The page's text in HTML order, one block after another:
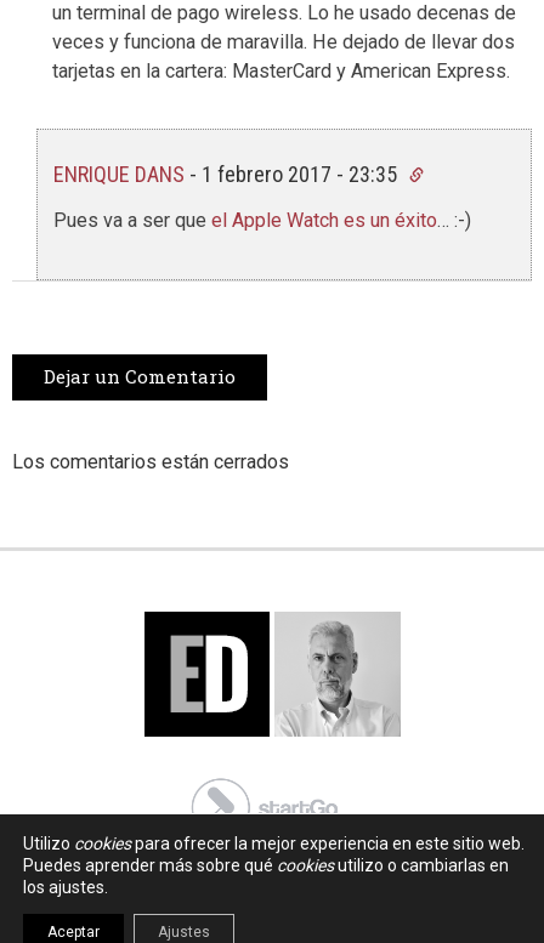
un terminal de pago wireless. Lo he usado decenas de
veces y funciona de maravilla. He dejado de llevar dos
tarjetas en la cartera: MasterCard y American Express.
ENRIQUE DANS - 1 febrero 2017 - 23:35
Pues va a ser que el Apple Watch es un éxito… :-)
Dejar un Comentario
Los comentarios están cerrados
Utilizo cookiespara ofrecer la mejor experiencia en este sitio web.
Puedes aprender más sobre qué cookiesutilizo o cambiarlas en
los ajustes.
Aceptar Ajustes